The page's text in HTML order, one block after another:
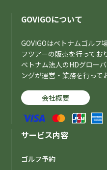
GOVIGOについて
GOVIGOはベトナムゴルフ
フツアーの販売を行ってお
ベトナム法人のHDグロー
ングが運営・業務を行って
会社概要
サービス内容
ゴルフ予約